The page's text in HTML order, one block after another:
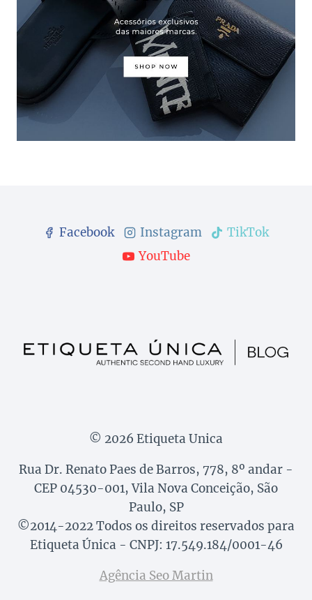
Facebook Instagram
TikTok
YouTube
© 2026 Etiqueta Unica
Rua Dr. Renato Paes de Barros, 778, 8º andar -
CEP 04530-001, Vila Nova Conceição, São
Paulo, SP
©2014-2022 Todos os direitos reservados para
Etiqueta Única - CNPJ: 17.549.184/0001-46
Agência Seo Martin